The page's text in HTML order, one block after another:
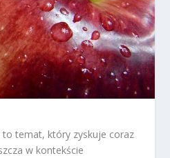
to temat, który zyskuje coraz
w kontekście